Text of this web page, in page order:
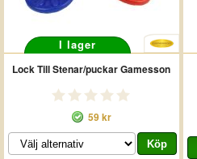
I lager
Lock Till Stenar/puckar Gamesson
59 kr